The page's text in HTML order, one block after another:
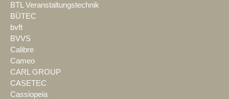
BTL Veranstaltungstechnik
BÜTEC
bvft
BVVS
Calibre
Cameo
CARL GROUP
CASETEC
Cassiopeia